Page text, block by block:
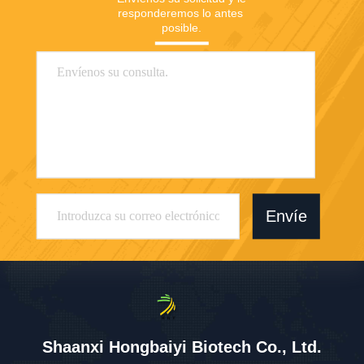
responderemos lo antes
posible.
Envíe
Shaanxi Hongbaiyi Biotech Co., Ltd.